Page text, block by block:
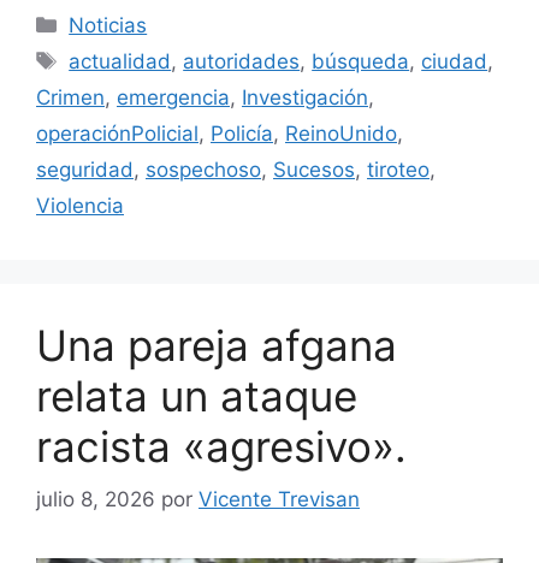
Categorías
Noticias
Etiquetas
actualidad , autoridades, búsqueda, ciudad ,
Crimen, emergencia, Investigación,
operaciónPolicial, Policía, ReinoUnido,
seguridad , sospechoso, Sucesos, tiroteo,
Violencia
Una pareja afgana
relata un ataque
racista «agresivo».
julio 8, 2026 por Vicente Trevisan